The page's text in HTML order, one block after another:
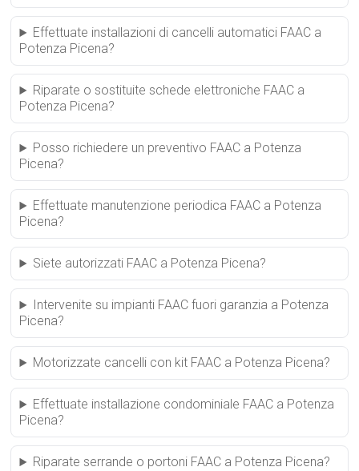
Effettuate installazioni di cancelli automatici FAAC a
Potenza Picena?
Riparate o sostituite schede elettroniche FAAC a
Potenza Picena?
Posso richiedere un preventivo FAAC a Potenza
Picena?
Effettuate manutenzione periodica FAAC a Potenza
Picena?
Siete autorizzati FAAC a Potenza Picena?
Intervenite su impianti FAAC fuori garanzia a Potenza
Picena?
Motorizzate cancelli con kit FAAC a Potenza Picena?
Effettuate installazione condominiale FAAC a Potenza
Picena?
Riparate serrande o portoni FAAC a Potenza Picena?